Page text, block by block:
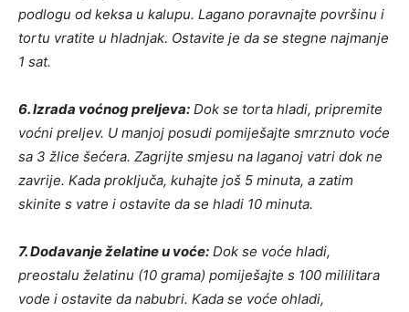
podlogu od keksa u kalupu. Lagano poravnajte površinu i
tortu vratite u hladnjak. Ostavite je da se stegne najmanje
1 sat.
6. Izrada voćnog preljeva: Dok se torta hladi, pripremite
voćni preljev. U manjoj posudi pomiješajte smrznuto voće
sa 3 žlice šećera. Zagrijte smjesu na laganoj vatri dok ne
zavrije. Kada proključa, kuhajte još 5 minuta, a zatim
skinite s vatre i ostavite da se hladi 10 minuta.
7. Dodavanje želatine u voće: Dok se voće hladi,
preostalu želatinu (10 grama) pomiješajte s 100 mililitara
vode i ostavite da nabubri. Kada se voće ohladi,